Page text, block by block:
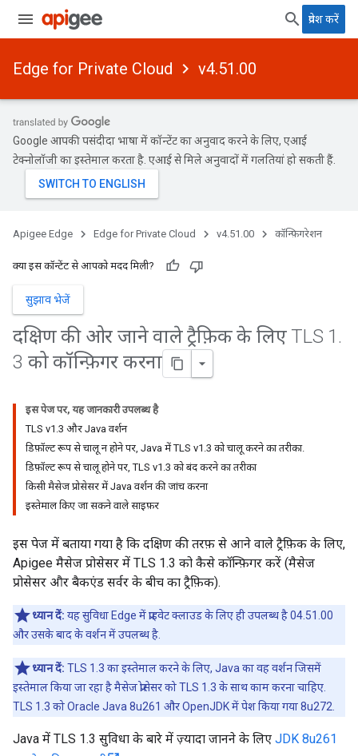
प्रवेश करें
Edge for Private Cloud v4.51.00
Google आपकी पसंदीदा भाषा में कॉन्टेंट का अनुवाद करने के लिए, एआई
टेक्नोलॉजी का इस्तेमाल करता है. एआई से मिले अनुवादों में गलतियां हो सकती हैं.
Apigee Edge Edge for Private Cloud v4.51.00 कॉन्फ़िगरेशन
क्या इस कॉन्टेंट से आपको मदद मिली?
सुझाव भेजें
दक्षिण की ओर जाने वाले ट्रैफ़िक के लिए TLS 1 .
3 को कॉन्फ़िगर करना
इस पेज पर, यह जानकारी उपलब्ध है
TLS v1.3 और Java वर्शन
डिफ़ॉल्ट रूप से चालू न होने पर, Java में TLS v1.3 को चालू करने का तरीका.
डिफ़ॉल्ट रूप से चालू होने पर, TLS v1.3 को बंद करने का तरीका
किसी मैसेज प्रोसेसर में Java वर्शन की जांच करना
इस्तेमाल किए जा सकने वाले साइफ़र
इस पेज में बताया गया है कि दक्षिण की तरफ़ से आने वाले ट्रैफ़िक के लिए,
Apigee मैसेज प्रोसेसर में TLS 1.3 को कैसे कॉन्फ़िगर करें (मैसेज
प्रोसेसर और बैकएंड सर्वर के बीच का ट्रैफ़िक).
ध्यान दें: यह सुविधा Edge में प्राइवेट क्लाउड के लिए ही उपलब्ध है 04.51.00
और उसके बाद के वर्शन में उपलब्ध है.
ध्यान दें: TLS 1.3 का इस्तेमाल करने के लिए, Java का वह वर्शन जिसमें
इस्तेमाल किया जा रहा है मैसेज प्रोसेसर को TLS 1.3 के साथ काम करना चाहिए.
TLS 1.3 को Oracle Java 8u261 और OpenJDK में पेश किया गया 8u272.
Java में TLS 1.3 सुविधा के बारे में ज़्यादा जानने के लिए JDK 8u261